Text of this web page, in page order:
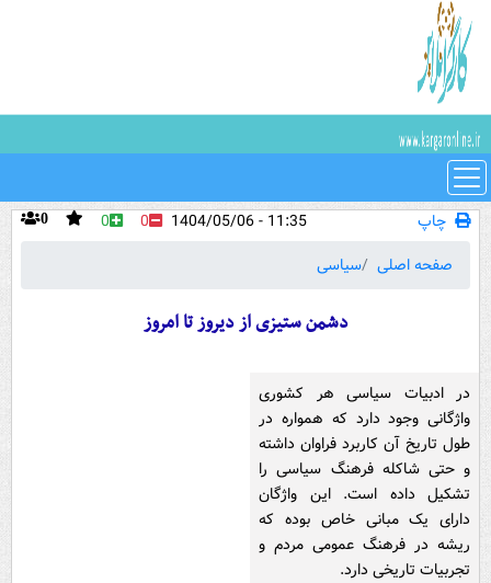
چاپ 0 0 0
11:35 - 1404/05/06
صفحه اصلی
سیاسی
دشمن ستیزی از دیروز تا امروز
در ادبیات سیاسی هر کشوری
واژگانی وجود دارد که همواره در
طول تاریخ آن کاربرد فراوان داشته
و حتی شاکله فرهنگ سیاسی را
تشکیل داده است. این واژگان
دارای یک مبانی خاص بوده که
ریشه در فرهنگ عمومی مردم و
تجربیات تاریخی دارد.